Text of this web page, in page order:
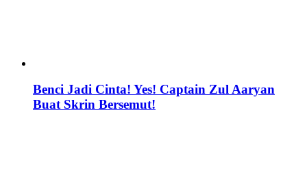
Benci Jadi Cinta! Yes! Captain Zul Aaryan
Buat Skrin Bersemut!